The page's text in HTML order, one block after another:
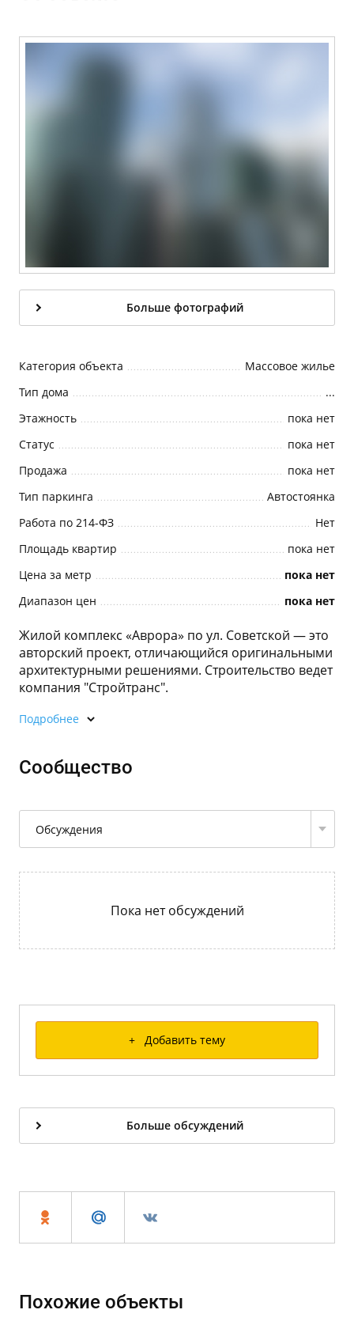
Больше фотографий
Категория объекта
Массовое жилье
Тип дома
...
Этажность
пока нет
Статус
пока нет
Продажа
пока нет
Тип паркинга
Автостоянка
Работа по 214-ФЗ
Нет
Площадь квартир
пока нет
Цена за метр
пока нет
Диапазон цен
пока нет
Жилой комплекс «Аврора» по ул. Советской — это
авторский проект, отличающийся оригинальными
архитектурными решениями. Строительство ведет
компания "Стройтранс".
Подробнее
Сообщество
Обсуждения
Пока нет обсуждений
+ Добавить тему
Больше обсуждений
Похожие объекты